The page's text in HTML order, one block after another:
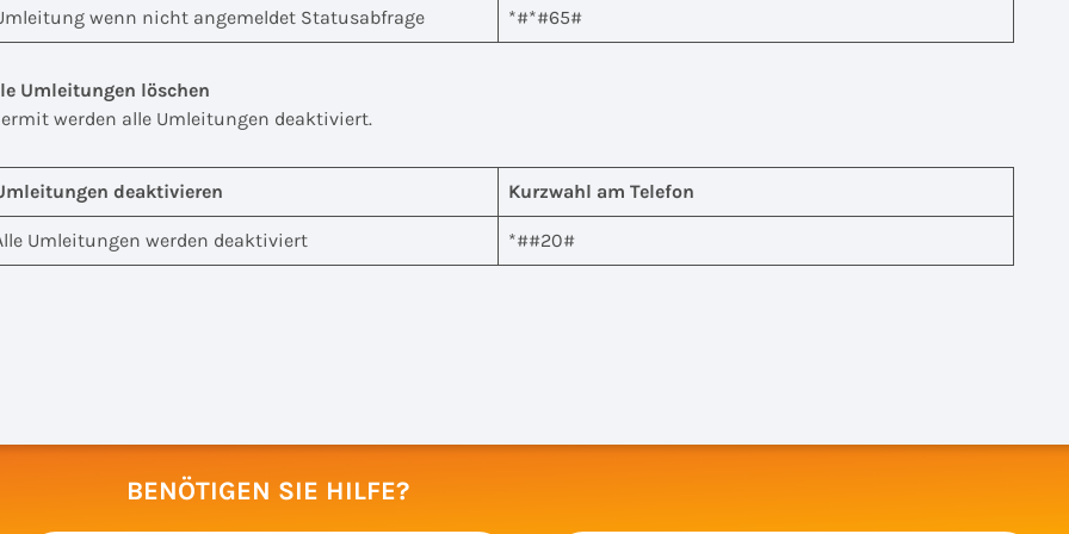
wenn nicht angemeldet Statusabfrage *#*#65#
Umleitungen löschen
werden alle Umleitungen deaktiviert.
deaktivieren Kurzwahl am Telefon
Umleitungen werden deaktiviert *##20#
BENÖTIGEN SIE HILFE?